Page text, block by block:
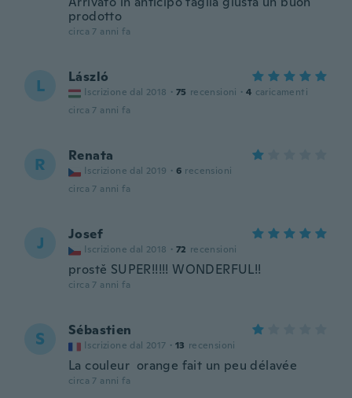
prodotto
circa 7 anni fa
L László
Iscrizione dal 2018 · 75 recensioni · 4 caricamenti
circa 7 anni fa
R Renata
Iscrizione dal 2019 · 6 recensioni
circa 7 anni fa
J Josef
Iscrizione dal 2018 · 72 recensioni
prostě SUPER!!!!! WONDERFUL!!
circa 7 anni fa
S Sébastien
Iscrizione dal 2017 · 13 recensioni
La couleur orange fait un peu délavée
circa 7 anni fa